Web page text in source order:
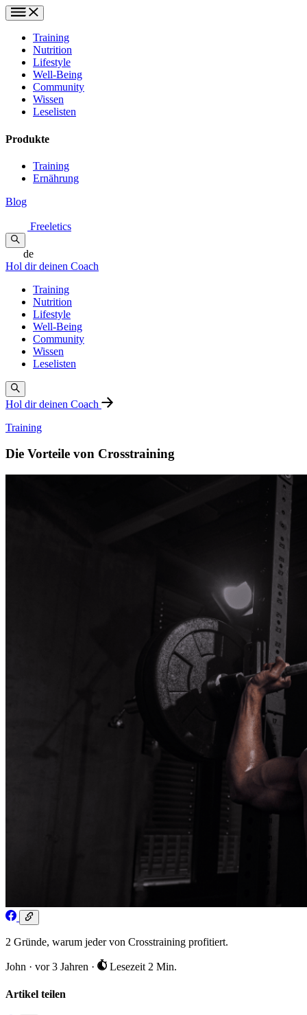
Training
Nutrition
Lifestyle
Well-Being
Community
Wissen
Leselisten
Produkte
Training
Ernährung
Blog
Freeletics
de
Hol dir deinen Coach
Training
Nutrition
Lifestyle
Well-Being
Community
Wissen
Leselisten
Hol dir deinen Coach
Training
Die Vorteile von Crosstraining
2 Gründe, warum jeder von Crosstraining profitiert.
John · vor 3 Jahren · Lesezeit 2 Min.
Artikel teilen